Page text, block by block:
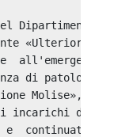
Dipartimento
«Ulteriori
di
Molise»,
incarichi di
e